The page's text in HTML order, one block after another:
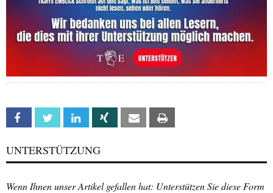
Facebook Twitter Linkedin Xing Email
UNTERSTÜTZUNG
Wenn Ihnen unser Artikel gefallen hat: Unterstützen Sie diese Form